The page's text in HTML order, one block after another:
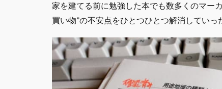
家を建てる前に勉強した本でも数多くのマー
買い物”の不安点をひとつひとつ解消していっ